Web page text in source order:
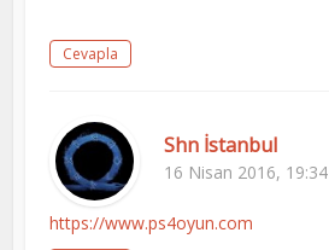
Cevapla
Shn İstanbul
16 Nisan 2016, 19:34
https://www.ps4oyun.com